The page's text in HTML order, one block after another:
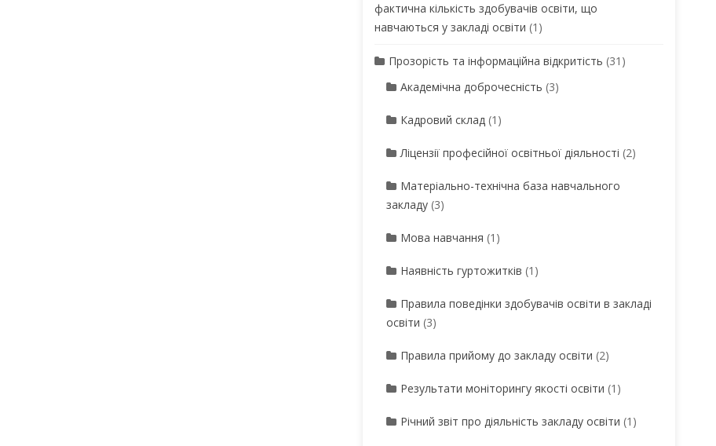
фактична кількість здобувачів освіти, що
навчаються у закладі освіти (1)
Прозорість та інформаційна відкритість (31)
Академічна доброчесність (3)
Кадровий склад(1)
Ліцензії професійної освітньої діяльності (2)
Матеріально-технічна база навчального
закладу(3)
Мова навчання (1)
Наявність гуртожитків (1)
Правила поведінки здобувачів освіти в закладі
освіти (3)
Правила прийому до закладу освіти (2)
Результати моніторингу якості освіти (1)
Річний звіт про діяльність закладу освіти (1)